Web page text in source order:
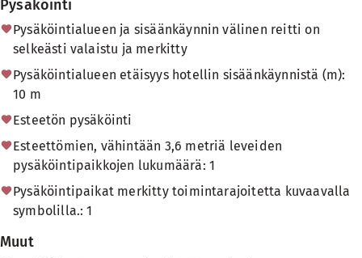
Pysäköinti
Pysäköintialueen ja sisäänkäynnin välinen reitti on
selkeästi valaistu ja merkitty
Pysäköintialueen etäisyys hotellin sisäänkäynnistä (m):
10 m
Esteetön pysäköinti
Esteettömien, vähintään 3,6 metriä leveiden
pysäköintipaikkojen lukumäärä: 1
Pysäköintipaikat merkitty toimintarajoitetta kuvaavalla
symbolilla.: 1
Muut